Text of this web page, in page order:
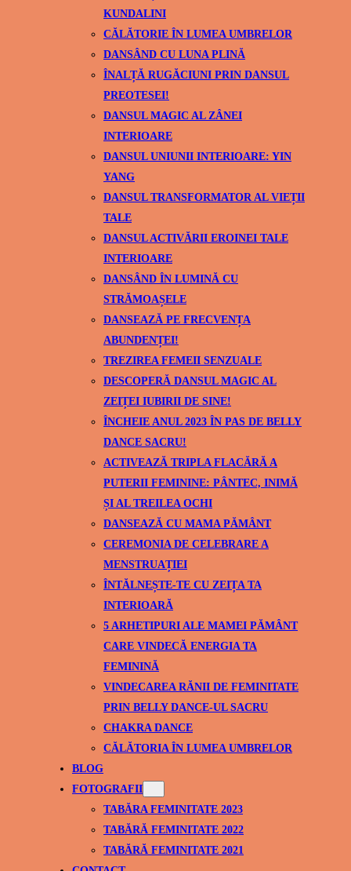
KUNDALINI
CĂLĂTORIE ÎN LUMEA UMBRELOR
DANSÂND CU LUNA PLINĂ
ÎNALȚĂ RUGĂCIUNI PRIN DANSUL
PREOTESEI!
DANSUL MAGIC AL ZÂNEI
INTERIOARE
DANSUL UNIUNII INTERIOARE: YIN
YANG
DANSUL TRANSFORMATOR AL VIEȚII
TALE
DANSUL ACTIVĂRII EROINEI TALE
INTERIOARE
DANSÂND ÎN LUMINĂ CU
STRĂMOAȘELE
DANSEAZĂ PE FRECVENȚA
ABUNDENȚEI!
TREZIREA FEMEII SENZUALE
DESCOPERĂ DANSUL MAGIC AL
ZEIȚEI IUBIRII DE SINE!
ÎNCHEIE ANUL 2023 ÎN PAS DE BELLY
DANCE SACRU!
ACTIVEAZĂ TRIPLA FLACĂRĂ A
PUTERII FEMININE: PÂNTEC, INIMĂ
ȘI AL TREILEA OCHI
DANSEAZĂ CU MAMA PĂMÂNT
CEREMONIA DE CELEBRARE A
MENSTRUAȚIEI
ÎNTĂLNEȘTE-TE CU ZEIȚA TA
INTERIOARĂ
5 ARHETIPURI ALE MAMEI PĂMÂNT
CARE VINDECĂ ENERGIA TA
FEMININĂ
VINDECAREA RĂNII DE FEMINITATE
PRIN BELLY DANCE-UL SACRU
CHAKRA DANCE
CĂLĂTORIA ÎN LUMEA UMBRELOR
BLOG
FOTOGRAFII
TABĂRA FEMINITATE 2023
TABĂRĂ FEMINITATE 2022
TABĂRĂ FEMINITATE 2021